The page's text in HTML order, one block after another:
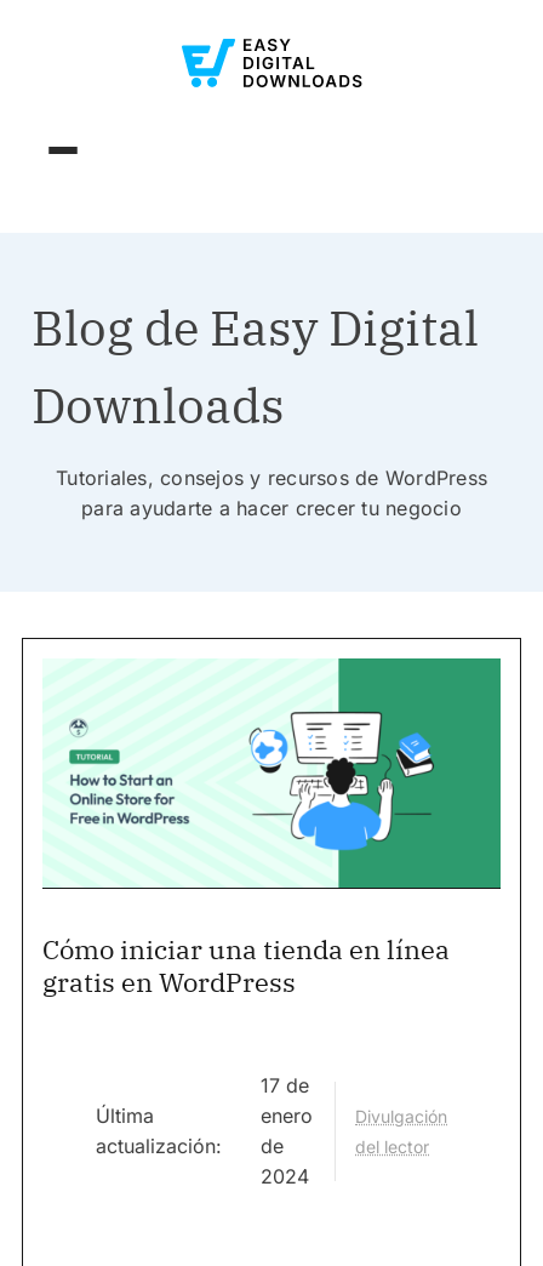
Blog de Easy Digital
Downloads
Tutoriales, consejos y recursos de WordPress
para ayudarte a hacer crecer tu negocio
Cómo iniciar una tienda en línea
gratis en WordPress
Última
actualización:
17 de
enero
de
2024
Divulgación
del lector